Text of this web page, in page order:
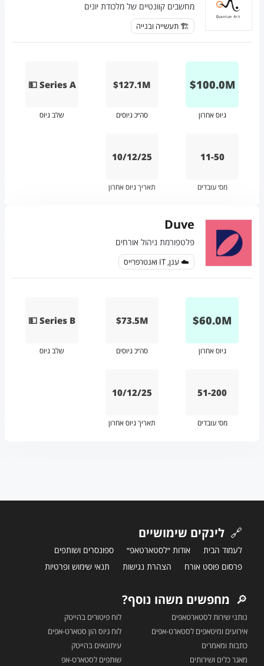
מחשבים קוונטיים של מלכודת יונים
🏗️ תעשייה ובנייה
M
100.0
$
גיוס אחרון
$127.1M
סה״כ גיוסים
💵 Series A
שלב גיוס
11-50
מס׳ עובדים
10/12/25
תאריך גיוס אחרון
Duve
פלטפורמת ניהול אורחים
☁️ ענן, IT ואנטרפרייס
M
60.0
$
גיוס אחרון
$73.5M
סה״כ גיוסים
💵 Series B
שלב גיוס
51-200
מס׳ עובדים
10/12/25
תאריך גיוס אחרון
🔗 לינקים שימושיים
לעמוד הבית אודות ״לסטארטאפ״
ספונסרים ושותפים
פרסום פוסט אורח
הצהרת נגישות תנאי שימוש ופרטיות
🔎 מחפשים משהו נוסף?
נותני שירות לסטארטאפים
אירועים ומיטאפים לסטארט-אפים
כתבות ומאמרים
מאגר כלים ושירותים
לוח פיטורים בהייטק
לוח גיוס הון סטארט-אפים
עיתונאים בהייטק
שותפים לסטארט-אפ